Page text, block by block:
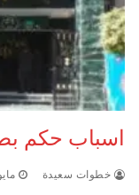
اسباب حكم
خطوات سعيدة مايو 28,